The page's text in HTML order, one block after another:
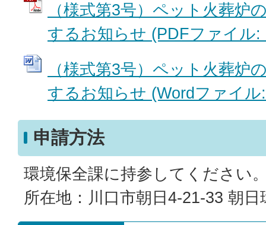
（様式第3号）ペット火葬炉
するお知らせ (PDFファイル:
（様式第3号）ペット火葬炉
するお知らせ (Wordファイル
申請方法
環境保全課に持参してください
所在地：川口市朝日4-21-33 朝